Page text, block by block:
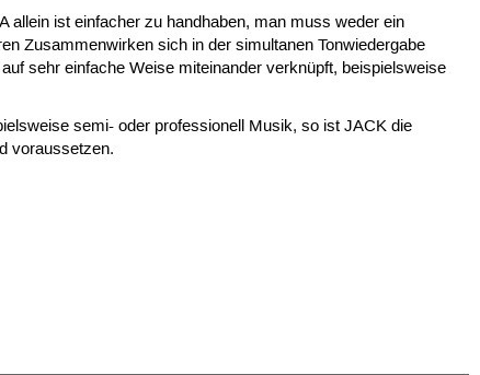
allein ist einfacher zu handhaben, man muss weder ein
Zusammenwirken sich in der simultanen Tonwiedergabe
sehr einfache Weise miteinander verknüpft, beispielsweise
semi- oder professionell Musik, so ist JACK die
voraussetzen.